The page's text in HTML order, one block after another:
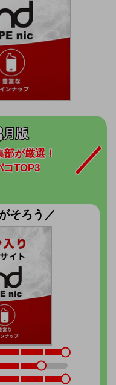
月版
が厳選！
コTOP3
そろう／